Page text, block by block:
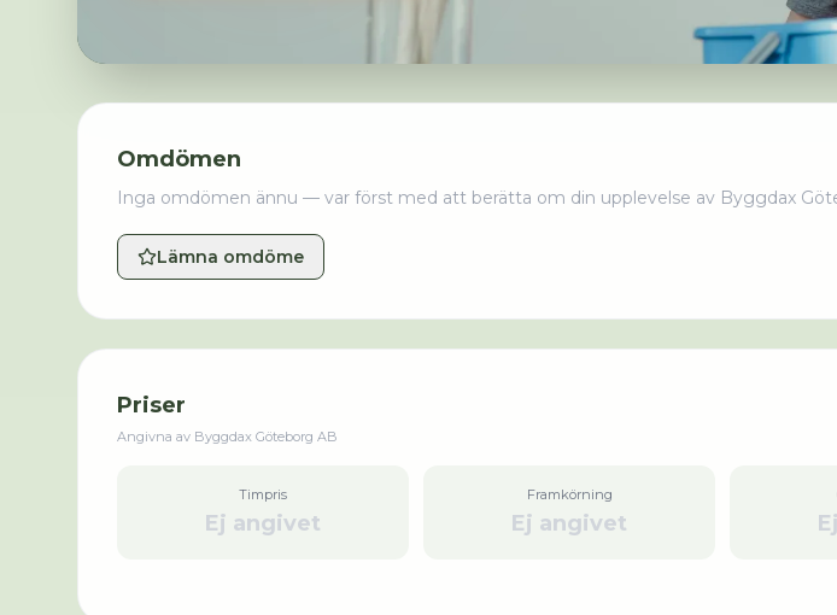
Omdömen
Inga omdömen ännu — var först med att berätta om din upplevelse av Byggdax
Lämna omdöme
Priser
Angivna av Byggdax Göteborg AB
Timpris
Ej angivet
Framkörning
Ej angivet